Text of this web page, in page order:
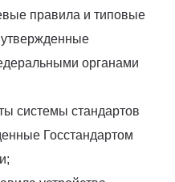
правила и типовые
утвержденные
органами
системы стандартов
Госстандартом